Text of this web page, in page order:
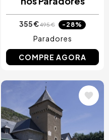
355 €495 € -28%
Paradores
COMPRE AGORA
Imagem